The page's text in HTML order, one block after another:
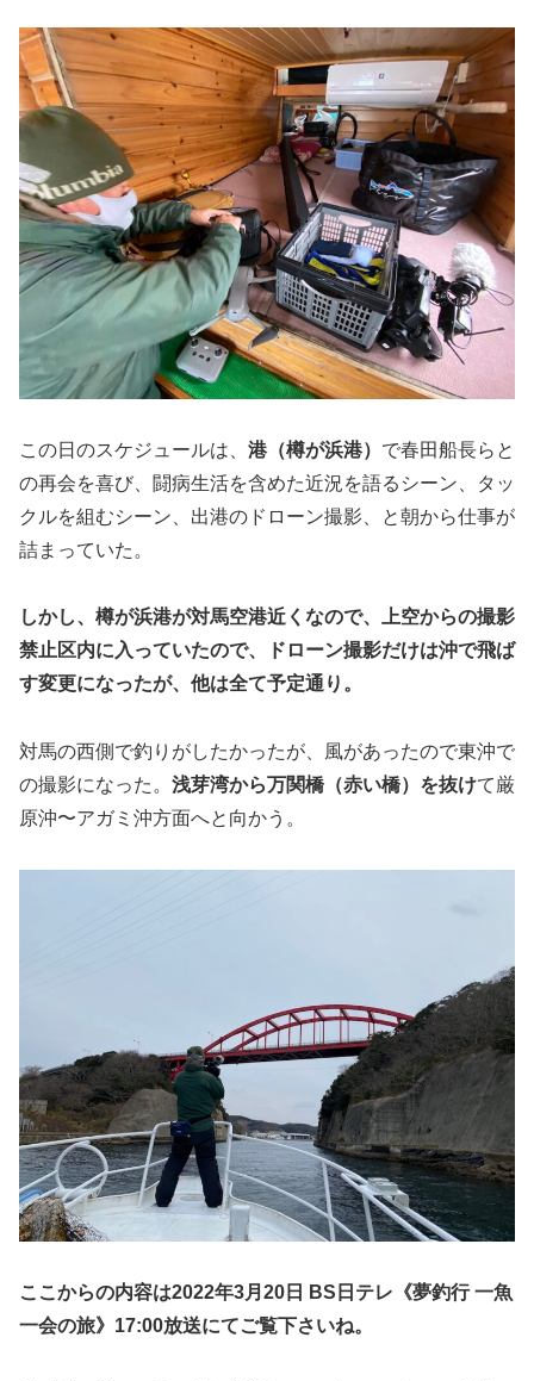
この日のスケジュールは、 港（樽が浜港） で春田船長らと
の再会を喜び、闘病生活を含めた近況を語るシーン、タッ
クルを組むシーン、出港のドローン撮影、と朝から仕事が
詰まっていた。
しかし、樽が浜港が対馬空港近くなので、上空からの撮影
禁止区内に入っていたので、ドローン撮影だけは沖で飛ば
す変更になったが、他は全て予定通り。
対馬の西側で釣りがしたかったが、風があったので東沖で
の撮影になった。 浅芽湾から万関橋（赤い橋）を抜けて厳
原沖〜アガミ沖方面へと向かう。
ここからの内容は2022年3月20日 BS日テレ《夢釣行 一魚
一会の旅》17:00放送にてご覧下さいね。